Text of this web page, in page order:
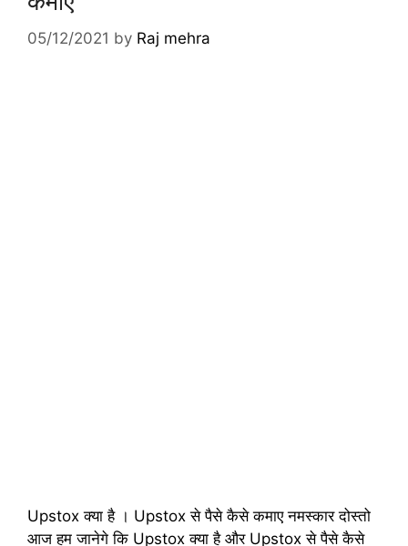
05/12/2021 by Raj mehra
Upstox क्या है । Upstox से पैसे कैसे कमाए नमस्कार दोस्तो
आज हम जानेगे कि Upstox क्या है और Upstox से पैसे कैसे